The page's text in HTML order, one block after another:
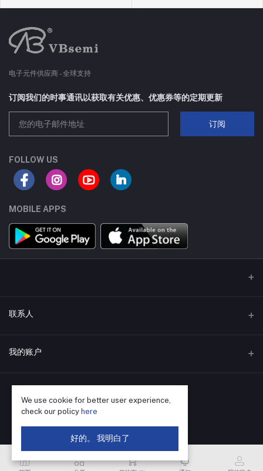
电子元件供应商 - 全球支持
订阅我们的时事通讯以获取有关优惠、优惠券等的定期更新
订阅
FOLLOW US
MOBILE APPS
联系人
地址
电话
400-655-8788
SZ@VBsemi.com
我的账户
登录
订单历史
跟踪订单
We use cookie for better user experience,
check our policy here
好的。 我明白了